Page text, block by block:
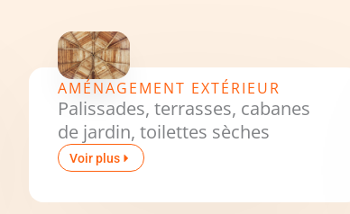
AMÉNAGEMENT EXTÉRIEUR
Palissades, terrasses, cabanes
de jardin, toilettes sèches
Voir plus